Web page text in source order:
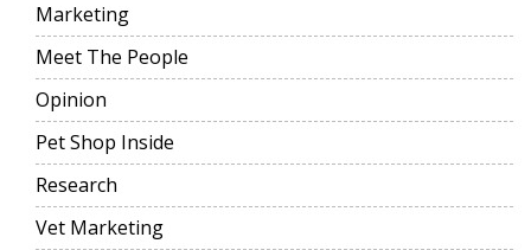
Marketing
Meet The People
Opinion
Pet Shop Inside
Research
Vet Marketing